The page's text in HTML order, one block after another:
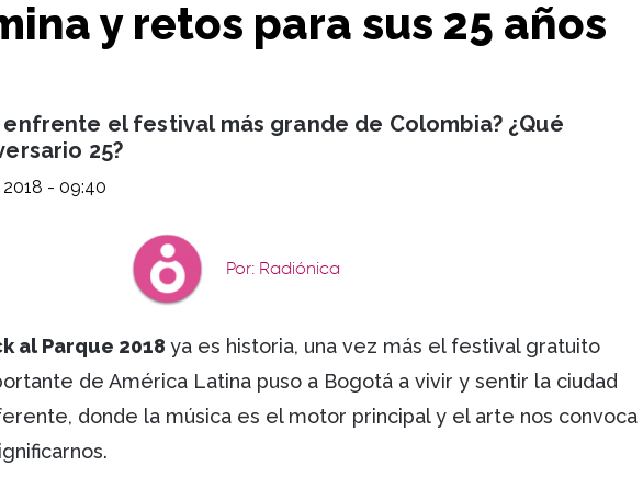
y retos para sus 25 años
enfrente el festival más grande de Colombia? ¿Qué
25?
- 09:40
Por: Radiónica
al Parque 2018 ya es historia, una vez más el festival gratuito
de América Latina puso a Bogotá a vivir y sentir la ciudad
donde la música es el motor principal y el arte nos convoca